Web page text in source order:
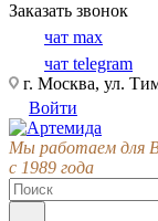
Заказать звонок
чат max
чат telegram
г. Москва, ул.
Войти
Мы работаем для
с 1989 года